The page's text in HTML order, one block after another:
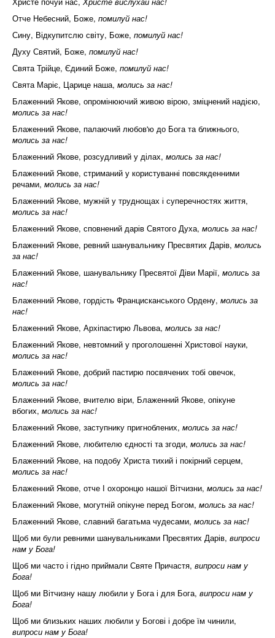
Отче Небесний, Боже, помилуй нас!
Сину, Відкупитслю світу, Боже, помилуй нас!
Духу Святий, Боже, помилуй нас!
Свята Трійце, Єдиний Боже, помилуй нас!
Свята Маріє, Царице наша, молись за нас!
Блаженний Якове, опромінюючий живою вірою, зміцнений надією,
молись за нас!
Блаженний Якове, палаючий любов'ю до Бога та ближнього,
молись за нас!
Блаженний Якове, розсудливий у ділах, молись за нас!
Блаженний Якове, стриманий у користуванні повсякденними
речами, молись за нас!
Блаженний Якове, мужній у труднощах і суперечностях життя,
молись за нас!
Блаженний Якове, сповнений дарів Святого Духа, молись за нас!
Блаженний Якове, ревний шанувальнику Пресвятих Дарів, молись
за нас!
Блаженний Якове, шанувальнику Пресвятої Діви Марії, молись за
нас!
Блаженний Якове, гордість Францисканського Ордену, молись за
нас!
Блаженний Якове, Архіпастирю Львова, молись за нас!
Блаженний Якове, невтомний у проголошенні Христової науки,
молись за нас!
Блаженний Якове, добрий пастирю посвячених тобі овечок,
молись за нас!
Блаженний Якове, вчителю віри, Блаженний Якове, опікуне
вбогих, молись за нас!
Блаженний Якове, заступнику пригноблених, молись за нас!
Блаженний Якове, любителю єдності та згоди, молись за нас!
Блаженний Якове, на подобу Христа тихий і покірний серцем,
молись за нас!
Блаженний Якове, отче І охоронцю нашої Вітчизни, молись за нас!
Блаженний Якове, могутній опікуне перед Богом, молись за нас!
Блаженний Якове, славний багатьма чудесами, молись за нас!
Щоб ми були ревними шанувальниками Пресвятих Дарів, випроси
нам у Бога!
Щоб ми часто і гідно приймали Святе Причастя, випроси нам у
Бога!
Щоб ми Вітчизну нашу любили у Бога і для Бога, випроси нам у
Бога!
Щоб ми близьких наших любили у Богові і добре їм чинили,
випроси нам у Бога!